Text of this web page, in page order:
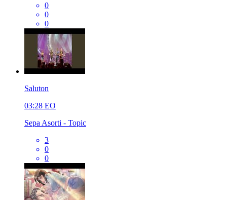
0
0
0
Saluton
03:28 EO
Sepa Asorti - Topic
3
0
0